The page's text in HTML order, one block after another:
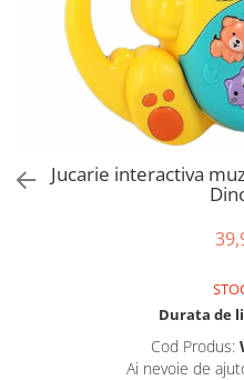
Jucarie interactiva
Durata de
Cod Produs:
Ai nevoie de